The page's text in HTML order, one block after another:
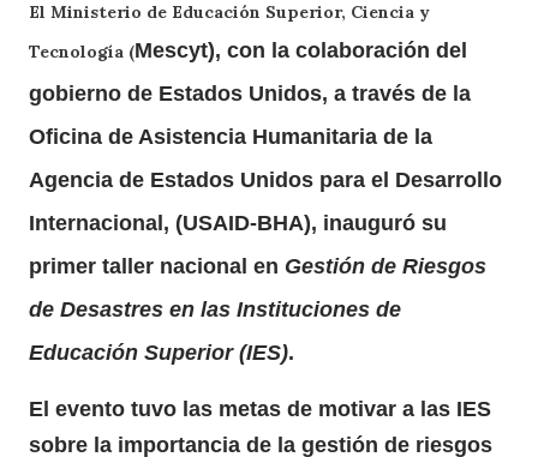
El Ministerio de Educación Superior, Ciencia y
Tecnología (Mescyt), con la colaboración del
gobierno de Estados Unidos, a través de la
Oficina de Asistencia Humanitaria de la
Agencia de Estados Unidos para el Desarrollo
Internacional, (USAID-BHA), inauguró su
primer taller nacional en Gestión de Riesgos
de Desastres en las Instituciones de
Educación Superior (IES).
El evento tuvo las metas de motivar a las IES
sobre la importancia de la gestión de riesgos